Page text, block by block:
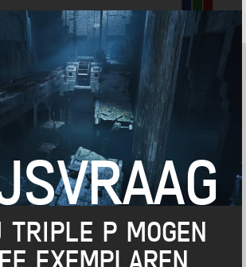
TRIPLE P MOGEN
EXEMPLAREN